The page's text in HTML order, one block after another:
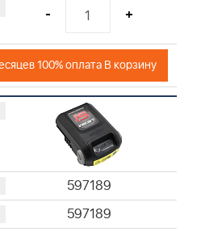
- +
100% оплата В корзину
597189
597189